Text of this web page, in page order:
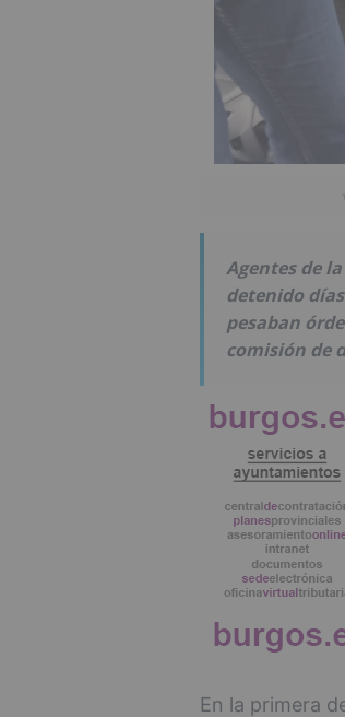
Agentes de
detenido
pesaban
comisión de
En la primera